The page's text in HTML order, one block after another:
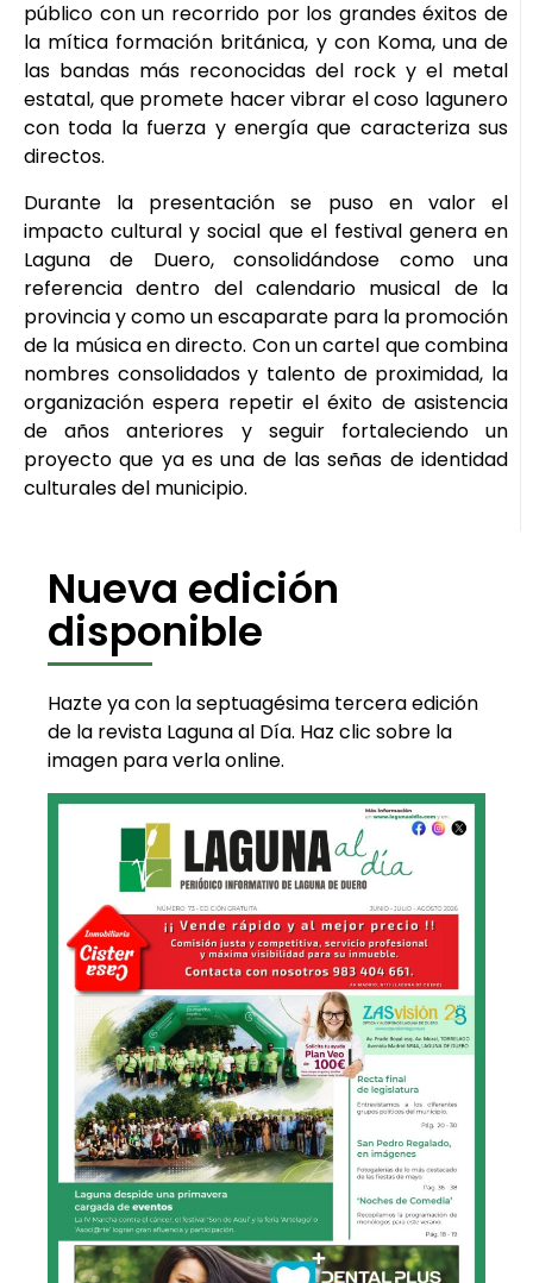
público con un recorrido por los grandes éxitos de
la mítica formación británica, y con Koma, una de
las bandas más reconocidas del rock y el metal
estatal, que promete hacer vibrar el coso lagunero
con toda la fuerza y energía que caracteriza sus
directos.
Durante la presentación se puso en valor el
impacto cultural y social que el festival genera en
Laguna de Duero, consolidándose como una
referencia dentro del calendario musical de la
provincia y como un escaparate para la promoción
de la música en directo. Con un cartel que combina
nombres consolidados y talento de proximidad, la
organización espera repetir el éxito de asistencia
de años anteriores y seguir fortaleciendo un
proyecto que ya es una de las señas de identidad
culturales del municipio.
Nueva edición
disponible
Hazte ya con la septuagésima tercera edición
de la revista Laguna al Día. Haz clic sobre la
imagen para verla online.